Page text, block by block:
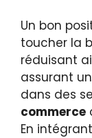
Un bon
toucher la
réduisant
assurant
dans des
commerce
En